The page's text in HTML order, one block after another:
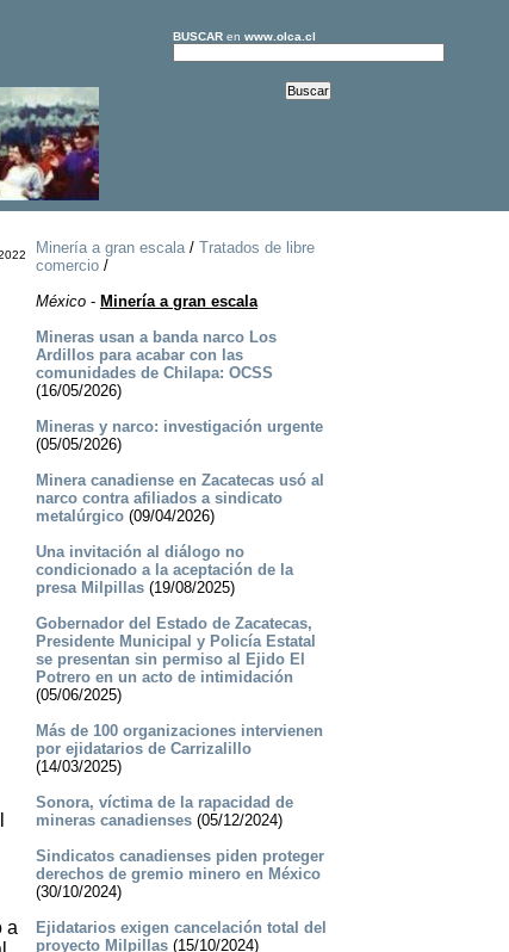
BUSCARen www.olca.cl
a
Minería a gran escala/ Tratados de libre
comercio/
México- Minería a gran escala
Mineras usan a banda narco Los
Ardillos para acabar con las
comunidades de Chilapa: OCSS
(16/05/2026)
Mineras y narco: investigación urgente
(05/05/2026)
Minera canadiense en Zacatecas usó al
narco contra afiliados a sindicato
metalúrgico(09/04/2026)
Una invitación al diálogo no
condicionado a la aceptación de la
presa Milpillas(19/08/2025)
Gobernador del Estado de Zacatecas,
Presidente Municipal y Policía Estatal
se presentan sin permiso al Ejido El
Potrero en un acto de intimidación
(05/06/2025)
Más de 100 organizaciones intervienen
por ejidatarios de Carrizalillo
(14/03/2025)
Sonora, víctima de la rapacidad de
mineras canadienses(05/12/2024)
Sindicatos canadienses piden proteger
derechos de gremio minero en México
(30/10/2024)
Ejidatarios exigen cancelación total del
proyecto Milpillas(15/10/2024)